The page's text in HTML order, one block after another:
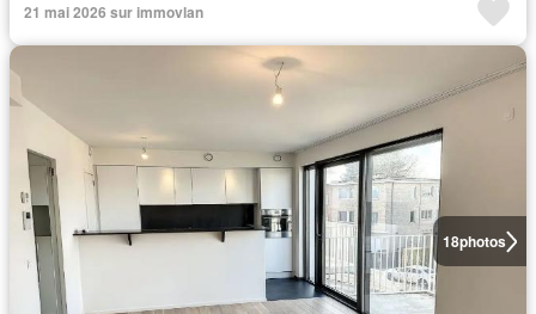
21 mai 2026 sur immovlan
18photos